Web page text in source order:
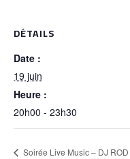
DÉTAILS
Date :
19 juin
Heure :
20h00 - 23h30
Soirée Live Music – DJ ROD